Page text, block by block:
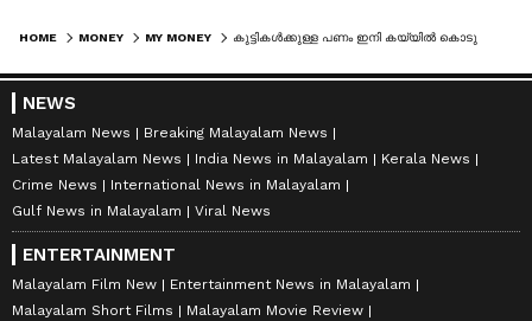
HOME MONEY MY MONEY
NEWS
Malayalam News
Breaking Malayalam News
Latest Malayalam News
India News in Malayalam
Kerala News
Crime News
International News in Malayalam
Gulf News in Malayalam
Viral News
ENTERTAINMENT
Malayalam Film New
Entertainment News in Malayalam
Malayalam Short Films
Malayalam Movie Review